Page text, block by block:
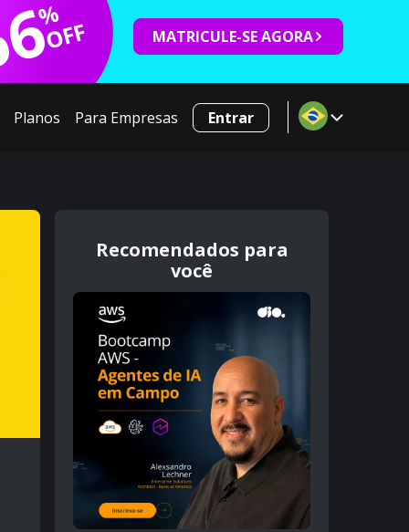
%
OFF MATRICULE-SE AGORA
Planos Para Empresas Entrar
Recomendados para
você